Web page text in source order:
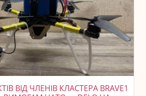
ВІД ЧЛЕНІВ КЛАСТЕРА BRAVE1